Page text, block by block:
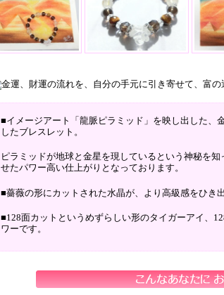
■イメージアート「龍脈ピラミッド」を映し出した、
したブレスレット。
ピラミッドが地球と金星を現しているという神秘を
せたパワー高い仕上がりとなっております。
■薔薇の形にカットされた水晶が、より高級感をひき
■128面カットというめずらしい形のタイガーアイ、
ワーです。